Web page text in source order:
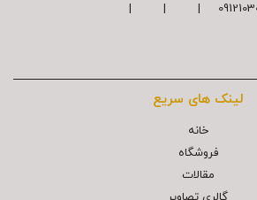
لینک های سریع
خانه
فروشگاه
مقالات